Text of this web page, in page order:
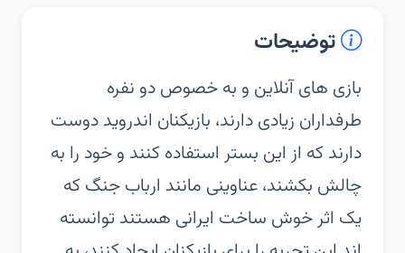
توضیحات
بازی های آنلاین و به خصوص دو نفره
طرفداران زیادی دارند، بازیکنان اندروید دوست
دارند که از این بستر استفاده کنند و خود را به
چالش بکشند، عناوینی مانند ارباب جنگ که
یک اثر خوش ساخت ایرانی هستند توانسته